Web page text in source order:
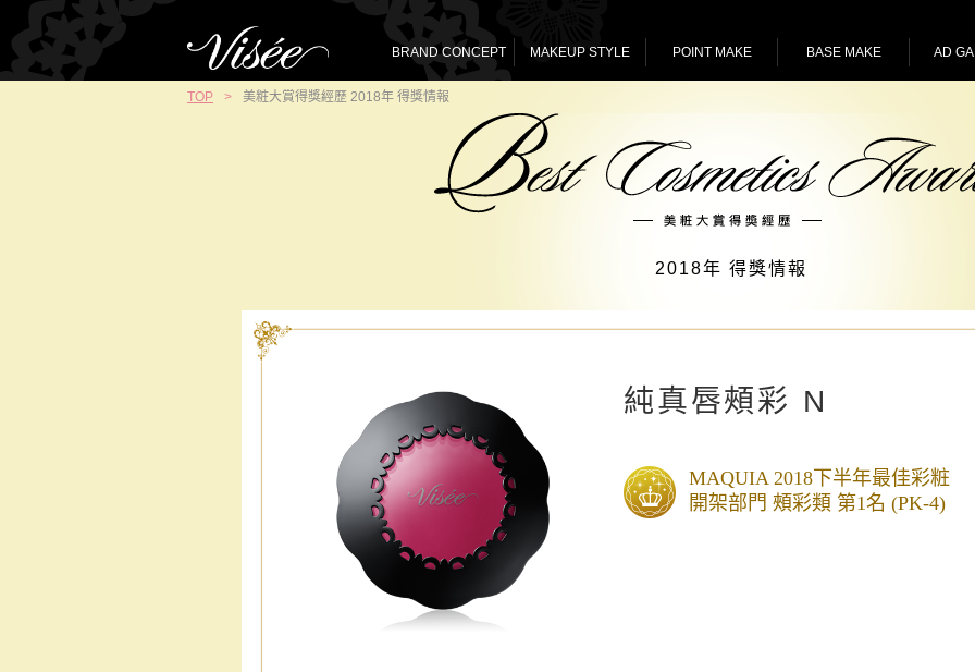
BRAND CONCEPT MAKEUP STYLE POINT MAKE BASE MAKE AD
TOP > 美粧大賞得獎經歷 2018年 得獎情報
2018年 得獎情報
純真唇頰彩 N
MAQUIA 2018下半年最佳彩粧
開架部門 頰彩類 第1名 (PK-4)